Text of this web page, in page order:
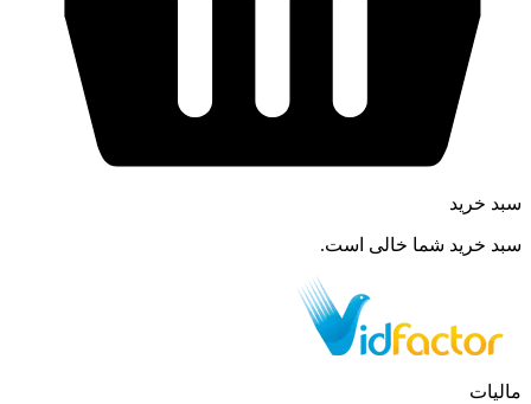
سبد خرید
سبد خرید شما خالی است.
مالیات